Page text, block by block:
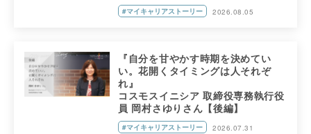
#マイキャリアストーリー 2026.08.05
『自分を甘やかす時期を決めてい
い。花開くタイミングは人それぞ
れ』
コスモスイニシア 取締役専務執行役
員 岡村さゆりさん【後編】
#マイキャリアストーリー 2026.07.31